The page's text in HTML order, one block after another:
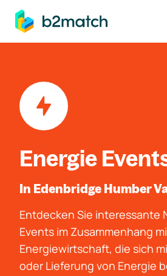
springen
Energie
In Edenbridge Humber
Entdecken Sie interessante
Events im Zusammenhang
Energiewirtschaft, die sich
oder Lieferung von Energie